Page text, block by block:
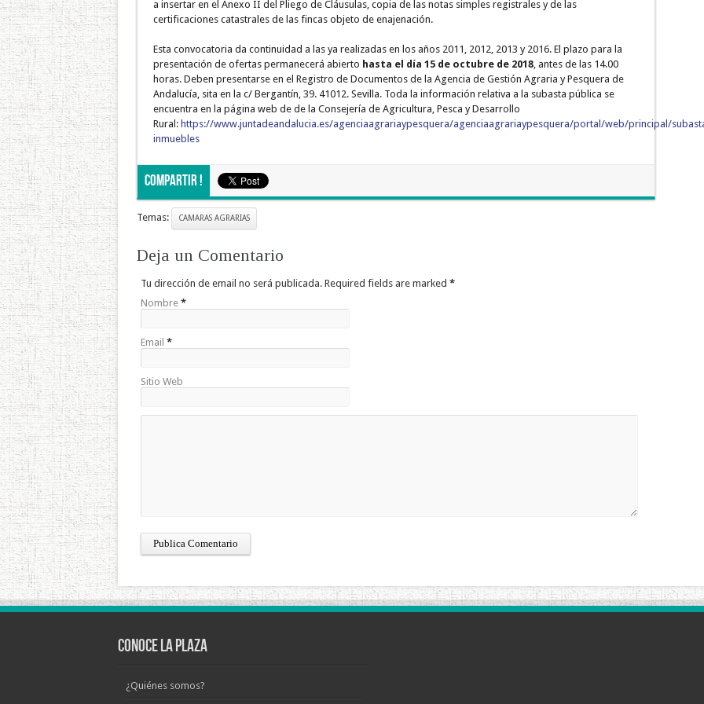
a insertar en el Anexo II del Pliego de Cláusulas, copia de las notas simples registrales y de las
certificaciones catastrales de las fincas objeto de enajenación.
Esta convocatoria da continuidad a las ya realizadas en los años 2011, 2012, 2013 y 2016. El plazo para la
presentación de ofertas permanecerá abierto hasta el día 15 de octubre de 2018, antes de las 14.00
horas. Deben presentarse en el Registro de Documentos de la Agencia de Gestión Agraria y Pesquera de
Andalucía, sita en la c/ Bergantín, 39. 41012. Sevilla. Toda la información relativa a la subasta pública se
encuentra en la página web de de la Consejería de Agricultura, Pesca y Desarrollo
Rural: https://www.juntadeandalucia.es/agenciaagrariaypesquera/agenciaagrariaypesquera/portal/web/principal/
inmuebles
Compartir !
Temas: CAMARAS AGRARIAS
Deja un Comentario
Tu dirección de email no será publicada. Required fields are marked *
Nombre *
Email *
Sitio Web
Conoce La Plaza
¿Quiénes somos?